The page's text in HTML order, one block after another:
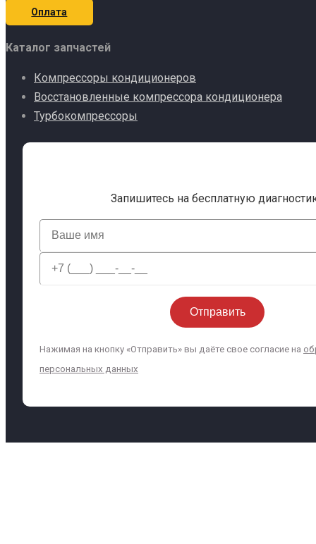
Оплата
Каталог запчастей
Компрессоры кондиционеров
Восстановленные компрессора кондиционера
Турбокомпрессоры
Запишитесь на бесплатную
Нажимая на кнопку «Отправить» вы даёте свое согласие на
персональных данных